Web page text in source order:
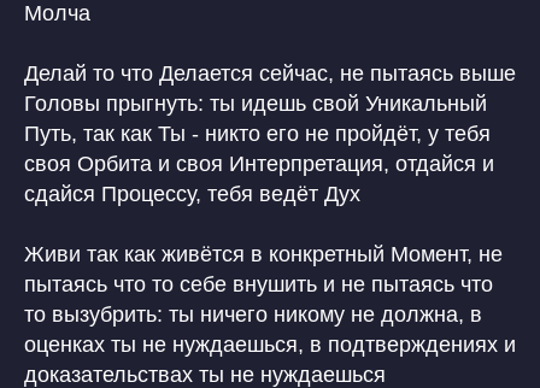
Молча
Делай то что Делается сейчас, не пытаясь выше
Головы прыгнуть: ты идешь свой Уникальный
Путь, так как Ты - никто его не пройдёт, у тебя
своя Орбита и своя Интерпретация, отдайся и
сдайся Процессу, тебя ведёт Дух
Живи так как живётся в конкретный Момент, не
пытаясь что то себе внушить и не пытаясь что
то вызубрить: ты ничего никому не должна, в
оценках ты не нуждаешься, в подтверждениях и
доказательствах ты не нуждаешься